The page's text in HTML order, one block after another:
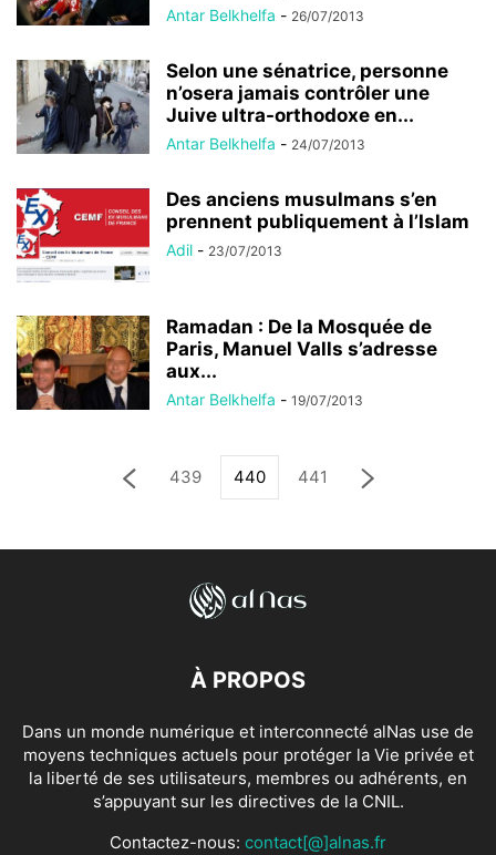
Antar Belkhelfa - 26/07/2013
Selon une sénatrice, personne
n’osera jamais contrôler une
Juive ultra-orthodoxe en...
Antar Belkhelfa - 24/07/2013
Des anciens musulmans s’en
prennent publiquement à l’Islam
Adil - 23/07/2013
Ramadan : De la Mosquée de
Paris, Manuel Valls s’adresse
aux...
Antar Belkhelfa - 19/07/2013
439 440 441
À PROPOS
Dans un monde numérique et interconnecté alNas use de
moyens techniques actuels pour protéger la Vie privée et
la liberté de ses utilisateurs, membres ou adhérents, en
s’appuyant sur les directives de la CNIL.
Contactez-nous: contact[@]alnas.fr